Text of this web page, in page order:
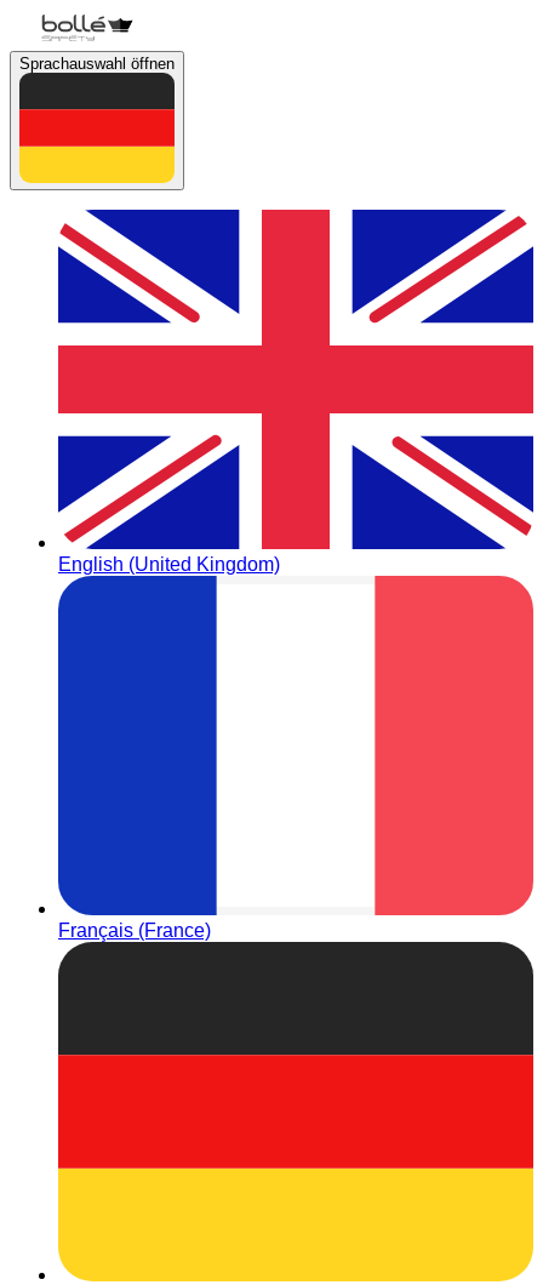
Sprachauswahl öffnen
English (United Kingdom)
Français (France)